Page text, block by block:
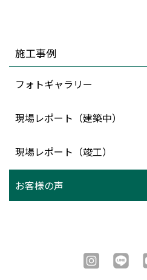
施工事例
フォトギャラリー
現場レポート（建築中）
現場レポート（竣工）
お客様の声